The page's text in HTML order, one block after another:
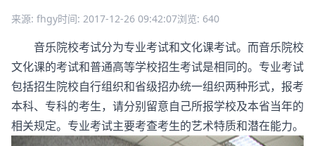
来源: fhgy时间: 2017-12-26 09:42:07浏览: 640
音乐院校考试分为专业考试和文化课考试。而音乐院校
文化课的考试和普通高等学校招生考试是相同的。专业考试
包括招生院校自行组织和省级招办统一组织两种形式，报考
本科、专科的考生，请分别留意自己所报学校及本省当年的
相关规定。专业考试主要考查考生的艺术特质和潜在能力。